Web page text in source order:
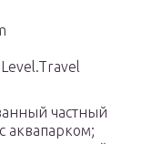
частный
аквапарком;